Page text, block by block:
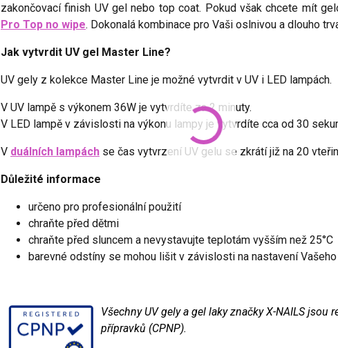
zakončovací finish UV gel nebo top coat. Pokud však chcete mít
Pro Top no wipe. Dokonalá kombinace pro Vaši oslnivou a dlouho
Jak vytvrdit UV gel Master Line?
UV gely z kolekce Master Line je možné vytvrdit v UV i LED lampách.
V UV lampě s výkonem 36W je vytvrdíte za 2 minuty.
V LED lampě v závislosti na výkonu lampy je vytvrdíte cca od 30
V duálních lampáchse čas vytvrzení UV gelu se zkrátí již na 20
Důležité informace
určeno pro profesionální použití
chraňte před dětmi
chraňte před sluncem a nevystavujte teplotám vyšším než 25°C
barevné odstíny se mohou lišit v závislosti na nastavení
Všechny UV gely a gel laky značky X-NAILS
přípravků (CPNP).